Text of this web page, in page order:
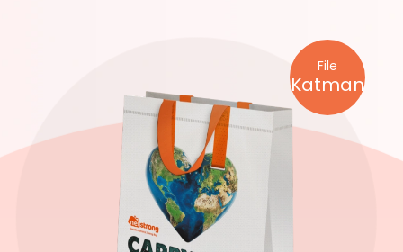
Katman
File